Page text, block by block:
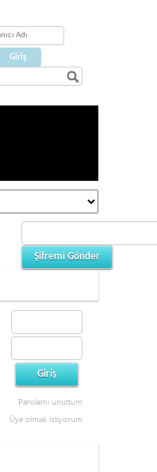
Parolamı unuttum
Üye olmak istiyorum